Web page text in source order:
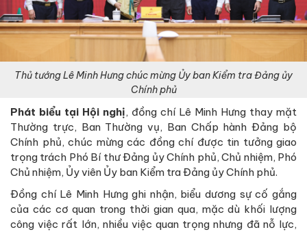
Thủ tướng Lê Minh Hưng chúc mừng Ủy ban Kiểm tra Đảng ủy
Chính phủ
Phát biểu tại Hội nghị, đồng chí Lê Minh Hưng thay mặt
Thường trực, Ban Thường vụ, Ban Chấp hành Đảng bộ
Chính phủ, chúc mừng các đồng chí được tin tưởng giao
trọng trách Phó Bí thư Đảng ủy Chính phủ, Chủ nhiệm, Phó
Chủ nhiệm, Ủy viên Ủy ban Kiểm tra Đảng ủy Chính phủ.
Đồng chí Lê Minh Hưng ghi nhận, biểu dương sự cố gắng
của các cơ quan trong thời gian qua, mặc dù khối lượng
công việc rất lớn, nhiều việc quan trọng nhưng đã nỗ lực,